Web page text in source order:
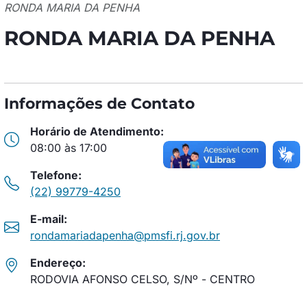
RONDA MARIA DA PENHA
RONDA MARIA DA PENHA
Informações de Contato
Horário de Atendimento:
08:00 às 17:00
Telefone:
(22) 99779-4250
E-mail:
rondamariadapenha@pmsfi.rj.gov.br
Endereço:
RODOVIA AFONSO CELSO, S/Nº - CENTRO